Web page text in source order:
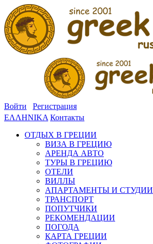
Войти
Регистрация
ΕΛΛΗΝΙΚΑ Контакты
ОТДЫХ В ГРЕЦИИ
ВИЗА В ГРЕЦИЮ
АРЕНДА АВТО
ТУРЫ В ГРЕЦИЮ
ОТЕЛИ
ВИЛЛЫ
АПАРТАМЕНТЫ И СТУДИИ
ТРАНСПОРТ
ПОПУТЧИКИ
РЕКОМЕНДАЦИИ
ПОГОДА
КАРТА ГРЕЦИИ